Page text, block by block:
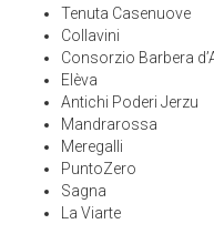
Tenuta Casenuove
Collavini
Consorzio Barbera
Elèva
Antichi Poderi Jerzu
Mandrarossa
Meregalli
PuntoZero
Sagna
La Viarte